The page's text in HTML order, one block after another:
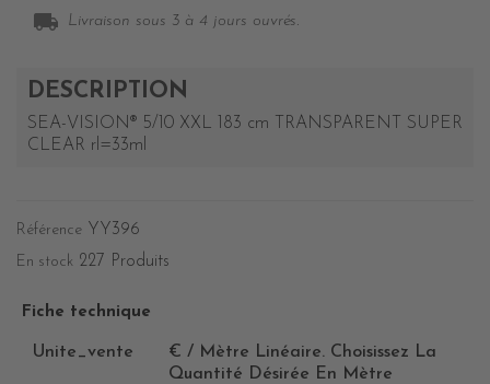
local_shipping Livraison sous 3 à 4 jours ouvrés.
DESCRIPTION
SEA-VISION® 5/10 XXL 183 cm TRANSPARENT SUPER
CLEAR rl=33ml
Référence YY396
En stock 227 Produits
Fiche technique
Unite_vente
€ / Mètre Linéaire. Choisissez La
Quantité Désirée En Mètre